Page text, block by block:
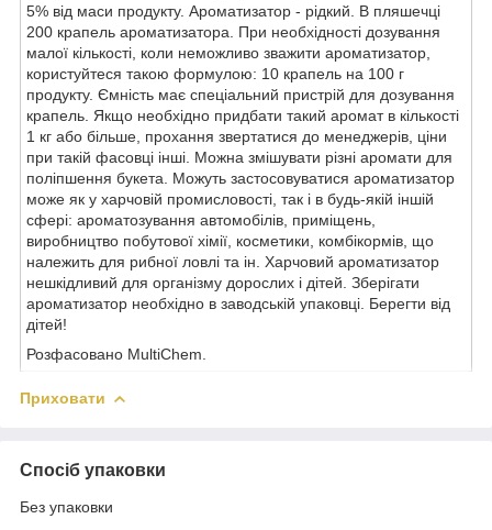
5% від маси продукту. Ароматизатор - рідкий. В пляшечці
200 крапель ароматизатора. При необхідності дозування
малої кількості, коли неможливо зважити ароматизатор,
користуйтеся такою формулою: 10 крапель на 100 г
продукту. Ємність має спеціальний пристрій для дозування
крапель. Якщо необхідно придбати такий аромат в кількості
1 кг або більше, прохання звертатися до менеджерів, ціни
при такій фасовці інші. Можна змішувати різні аромати для
поліпшення букета. Можуть застосовуватися ароматизатор
може як у харчовій промисловості, так і в будь-якій іншій
сфері: ароматозування автомобілів, приміщень,
виробництво побутової хімії, косметики, комбікормів, що
належить для рибної ловлі та ін. Харчовий ароматизатор
нешкідливий для організму дорослих і дітей. Зберігати
ароматизатор необхідно в заводській упаковці. Берегти від
дітей!
Розфасовано MultiChem.
Приховати
Спосіб упаковки
Без упаковки